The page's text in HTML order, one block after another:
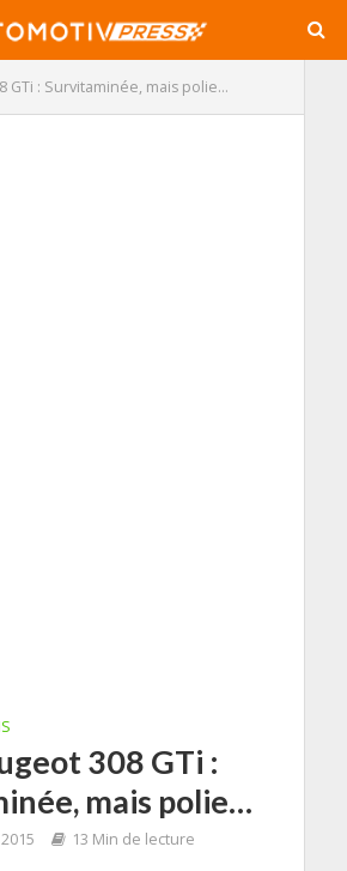
GTi : Survitaminée, mais polie…
308 GTi :
mais polie…
13 Min de lecture